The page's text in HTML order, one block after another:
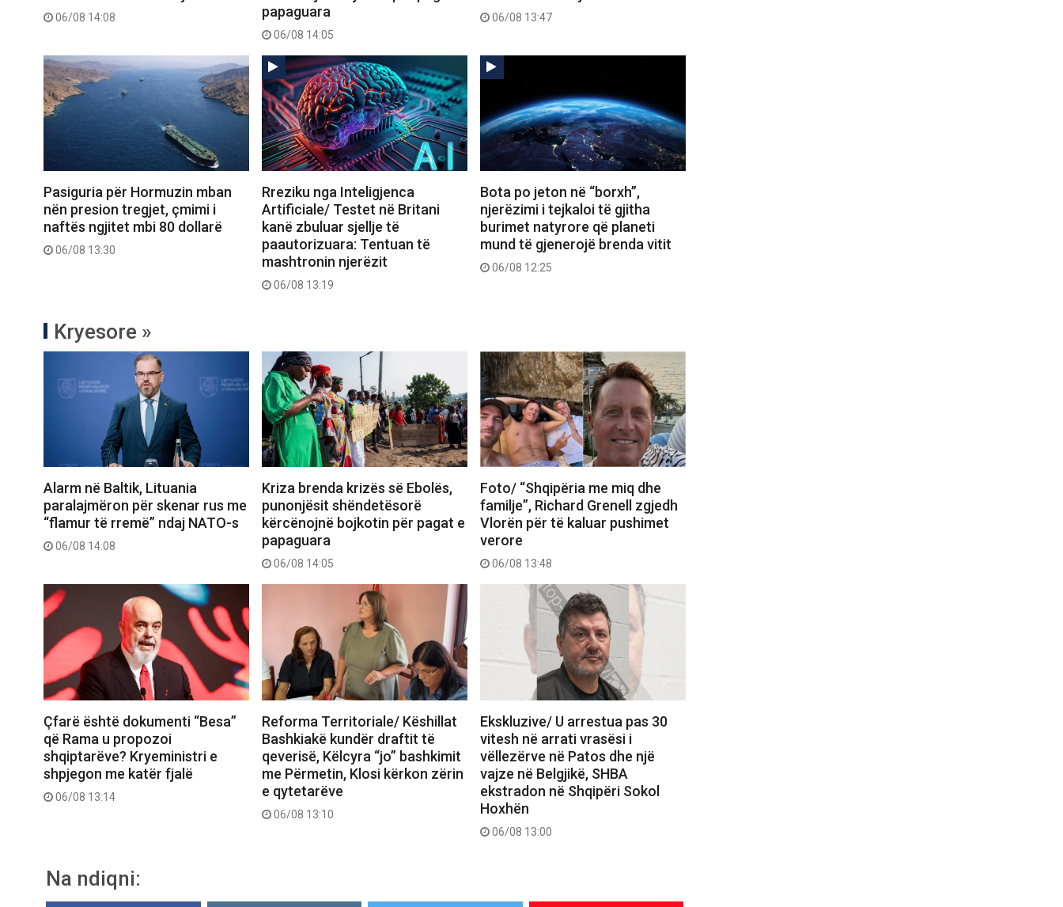
06/08 14:08
papaguara
06/08 14:05
06/08 13:47
Pasiguria për Hormuzin mban
nën presion tregjet, çmimi i
naftës ngjitet mbi 80 dollarë
06/08 13:30
Rreziku nga Inteligjenca
Artificiale/ Testet në Britani
kanë zbuluar sjellje të
paautorizuara: Tentuan të
mashtronin njerëzit
06/08 13:19
Bota po jeton në “borxh”,
njerëzimi i tejkaloi të gjitha
burimet natyrore që planeti
mund të gjenerojë brenda vitit
06/08 12:25
Kryesore »
Alarm në Baltik, Lituania
paralajmëron për skenar rus me
“flamur të rremë” ndaj NATO-s
06/08 14:08
Kriza brenda krizës së Ebolës,
punonjësit shëndetësorë
kërcënojnë bojkotin për pagat e
papaguara
06/08 14:05
Foto/ “Shqipëria me miq dhe
familje”, Richard Grenell zgjedh
Vlorën për të kaluar pushimet
verore
06/08 13:48
Çfarë është dokumenti “Besa”
që Rama u propozoi
shqiptarëve? Kryeministri e
shpjegon me katër fjalë
06/08 13:14
Reforma Territoriale/ Këshillat
Bashkiakë kundër draftit të
qeverisë, Këlcyra “jo” bashkimit
me Përmetin, Klosi kërkon zërin
e qytetarëve
06/08 13:10
Ekskluzive/ U arrestua pas 30
vitesh në arrati vrasësi i
vëllezërve në Patos dhe një
vajze në Belgjikë, SHBA
ekstradon në Shqipëri Sokol
Hoxhën
06/08 13:00
Na ndiqni: